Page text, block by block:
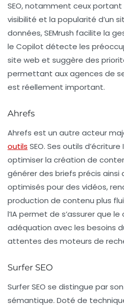
SEO, notamment ceux portant
visibilité et la popularité d’un
données, SEMrush facilite la
le Copilot détecte les
site web et suggère des
permettant aux agences de
est réellement important.
Ahrefs
Ahrefs est un autre acteur
outils SEO. Ses outils d’écriture
optimiser la création de
générer des briefs précis ainsi
optimisés pour des vidéos,
production de contenu plus
l’IA permet de s’assurer que
adéquation avec les besoins
attentes des moteurs de
Surfer SEO
Surfer SEO se distingue par
sémantique. Doté de